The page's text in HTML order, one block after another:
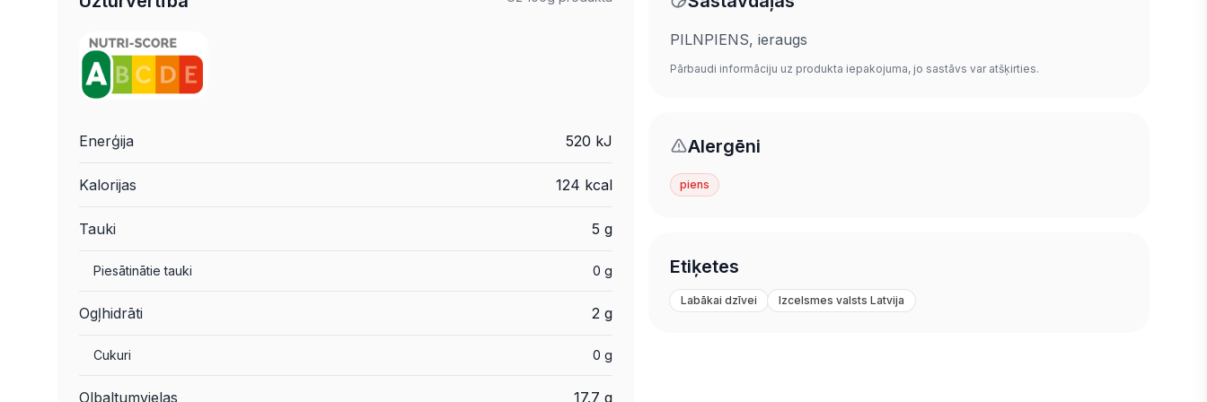
Enerģija 520 kJ
Kalorijas 124 kcal
Tauki 5 g
Piesātinātie tauki 0 g
Ogļhidrāti 2 g
Cukuri 0 g
Olbaltumvielas 17.7 g
PILNPIENS, ieraugs
Pārbaudi informāciju uz produkta iepakojuma, jo sastāvs var atšķirties.
Alergēni
piens
Etiķetes
Labākai dzīvei Izcelsmes valsts Latvija